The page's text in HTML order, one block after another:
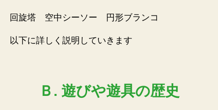
回旋塔 空中シーソー 円形ブランコ
以下に詳しく説明していきます
Ｂ. 遊びや遊具の歴史